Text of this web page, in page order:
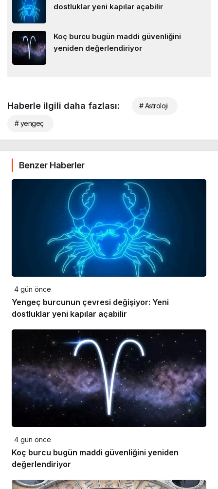
dostluklar yeni kapılar açabilir
Koç burcu bugün maddi güvenliğini
yeniden değerlendiriyor
Haberle ilgili daha fazlası: # Astroloji
# yengeç
Benzer Haberler
4 gün önce
Yengeç burcunun çevresi değişiyor: Yeni
dostluklar yeni kapılar açabilir
4 gün önce
Koç burcu bugün maddi güvenliğini yeniden
değerlendiriyor